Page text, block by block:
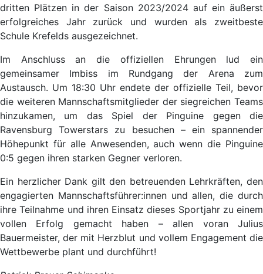
dritten Plätzen in der Saison 2023/2024 auf ein äußerst
erfolgreiches Jahr zurück und wurden als zweitbeste
Schule Krefelds ausgezeichnet.
Im Anschluss an die offiziellen Ehrungen lud ein
gemeinsamer Imbiss im Rundgang der Arena zum
Austausch. Um 18:30 Uhr endete der offizielle Teil, bevor
die weiteren Mannschaftsmitglieder der siegreichen Teams
hinzukamen, um das Spiel der Pinguine gegen die
Ravensburg Towerstars zu besuchen – ein spannender
Höhepunkt für alle Anwesenden, auch wenn die Pinguine
0:5 gegen ihren starken Gegner verloren.
Ein herzlicher Dank gilt den betreuenden Lehrkräften, den
engagierten Mannschaftsführer:innen und allen, die durch
ihre Teilnahme und ihren Einsatz dieses Sportjahr zu einem
vollen Erfolg gemacht haben – allen voran Julius
Bauermeister, der mit Herzblut und vollem Engagement die
Wettbewerbe plant und durchführt!